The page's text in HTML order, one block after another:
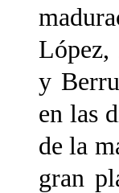
López,
y
en las
de la
gran